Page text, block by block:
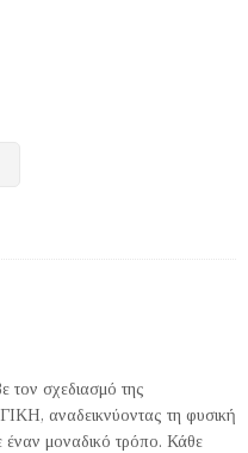
τον σχεδιασμό της
αναδεικνύοντας τη φυσική
μοναδικό τρόπο. Κάθε